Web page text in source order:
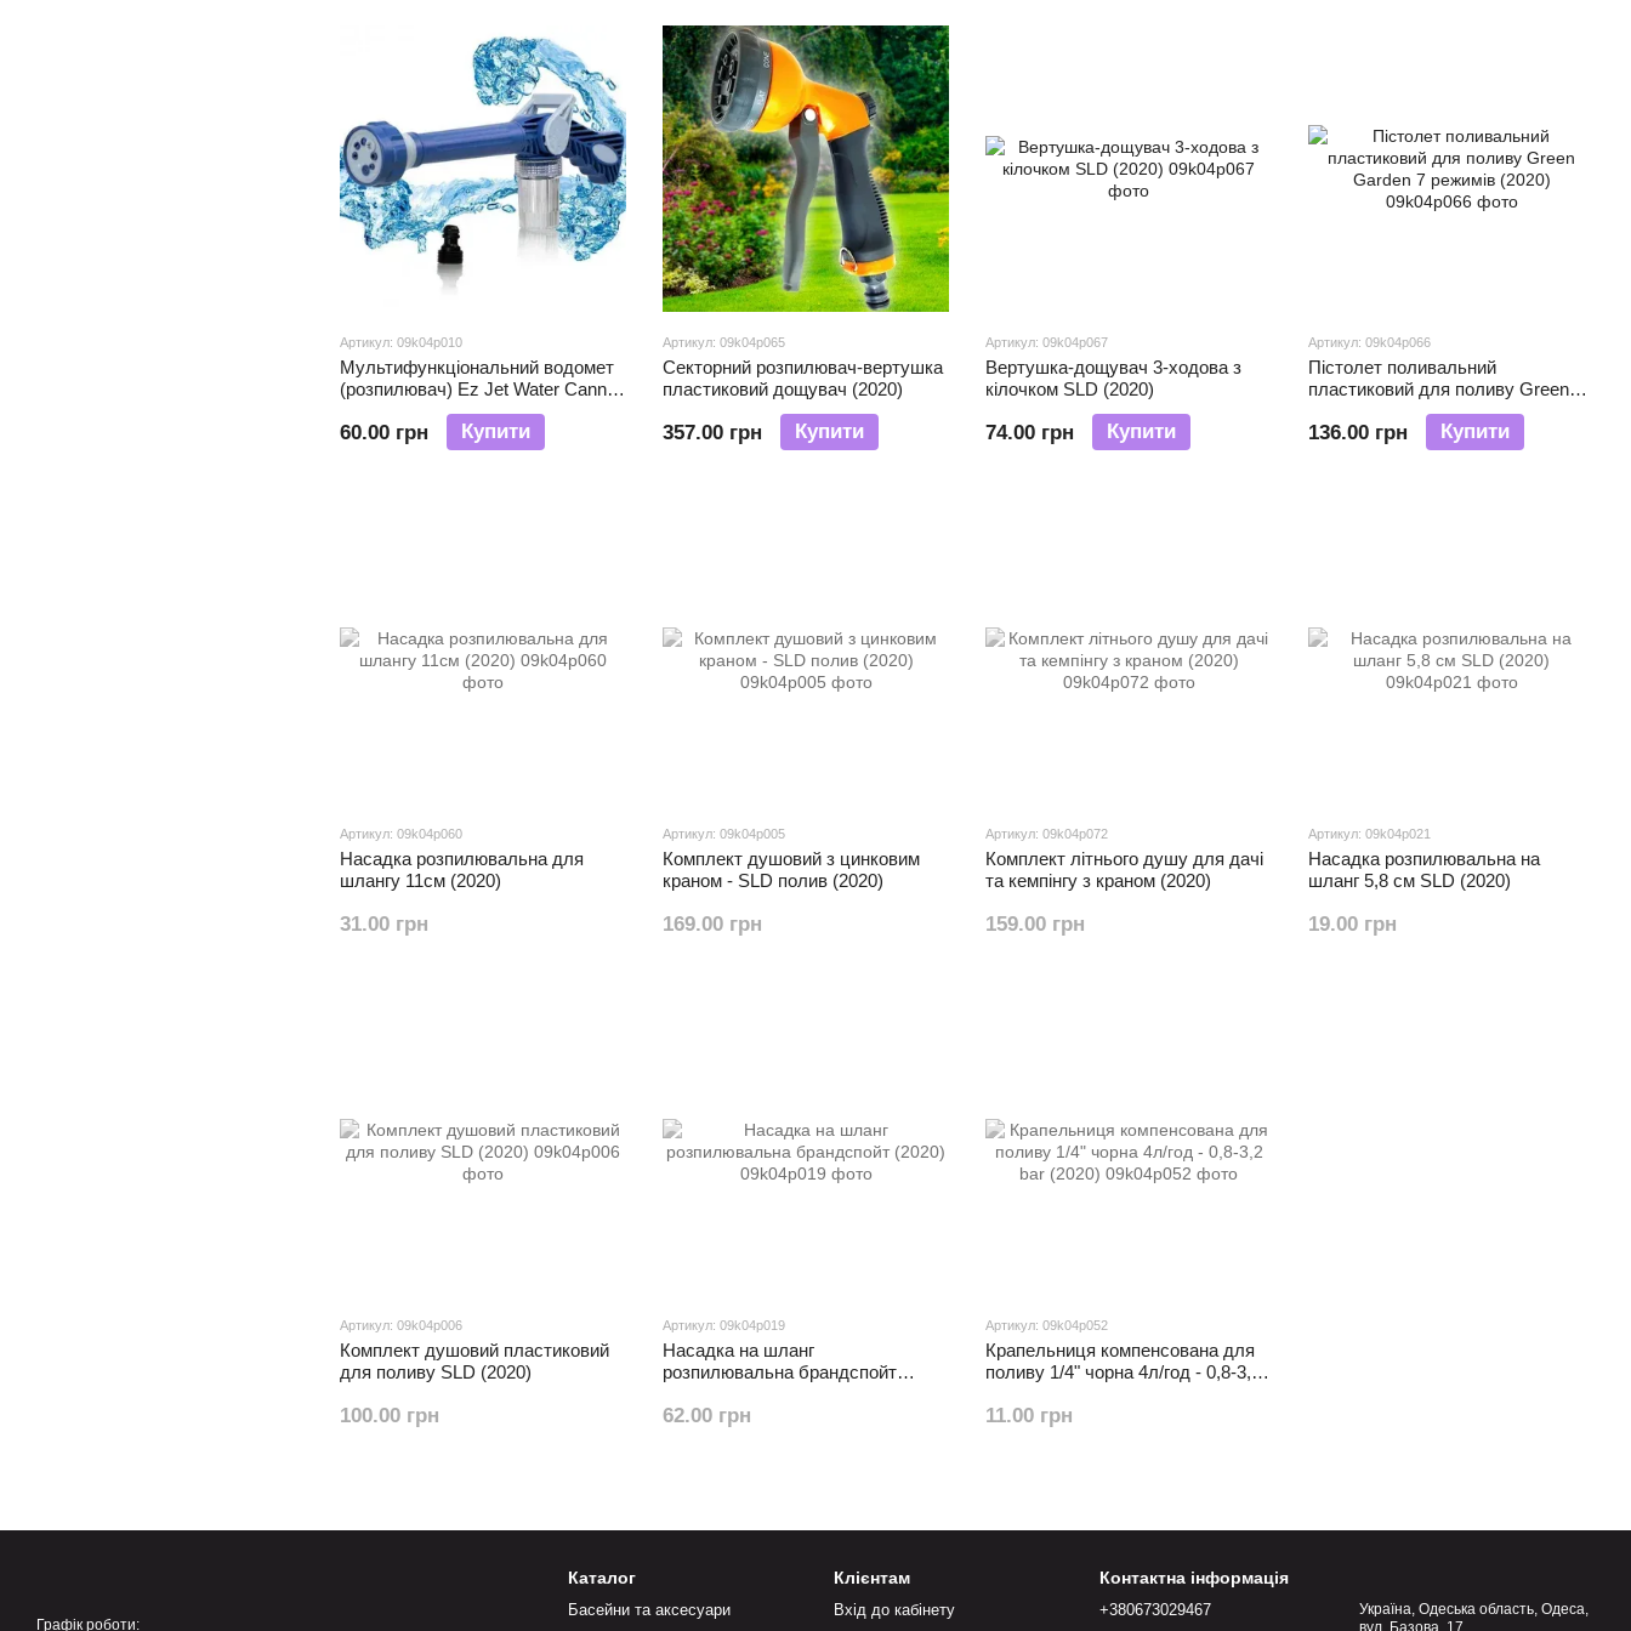
Артикул: 09k04p010
Мультифункціональний водомет
(розпилювач) Ez Jet Water Cannon
Blue (X05/0665)
60.00 грн Купити
Артикул: 09k04p065
Секторний розпилювач-вертушка
пластиковий дощувач (2020)
357.00 грн Купити
Артикул: 09k04p067
Вертушка-дощувач 3-ходова з
кілочком SLD (2020)
74.00 грн Купити
Артикул: 09k04p066
Пістолет поливальний
пластиковий для поливу Green
Garden 7 режимів (2020)
136.00 грн Купити
Артикул: 09k04p060
Насадка розпилювальна для
шлангу 11см (2020)
31.00 грн
Артикул: 09k04p005
Комплект душовий з цинковим
краном - SLD полив (2020)
169.00 грн
Артикул: 09k04p072
Комплект літнього душу для дачі
та кемпінгу з краном (2020)
159.00 грн
Артикул: 09k04p021
Насадка розпилювальна на
шланг 5,8 см SLD (2020)
19.00 грн
Артикул: 09k04p006
Комплект душовий пластиковий
для поливу SLD (2020)
100.00 грн
Артикул: 09k04p019
Насадка на шланг
розпилювальна брандспойт
62.00 грн
Артикул: 09k04p052
Крапельниця компенсована для
поливу 1/4" чорна 4л/год - 0,8-3,2
11.00 грн
Графік роботи:
Каталог
Басейни та аксесуари
Клієнтам
Вхід до кабінету
Контактна інформація
+380673029467
Україна, Одеська область, Одеса,
вул. Базова, 17.